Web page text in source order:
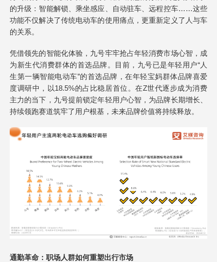
的升级：智能解锁、乘坐感应、自动驻车、远程控车……这些
功能不仅解决了传统电动车的使用痛点，更重新定义了人与车
的关系。
凭借领先的智能化体验，九号牢牢抢占年轻消费市场心智，成
为新生代消费群体的首选品牌。目前，九号已是年轻用户“人
生第一辆智能电动车”的首选品牌，在年轻宝妈群体品牌喜爱
度调研中，以18.5%的占比稳居首位。在Z世代逐步成为消费
主力的当下，九号提前锁定年轻用户心智，为品牌长期增长、
持续领跑赛道筑牢了用户根基，未来品牌价值将持续释放。
通勤革命：职场人群如何重塑出行市场